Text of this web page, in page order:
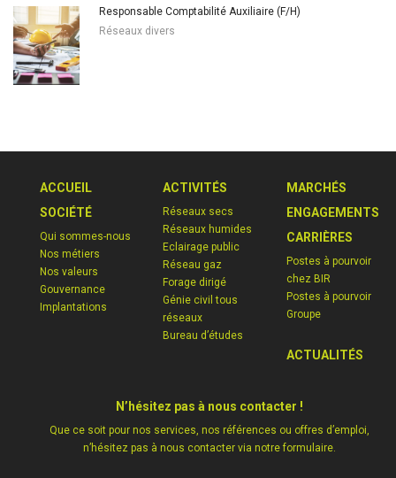
Responsable Comptabilité Auxiliaire (F/H)
Réseaux divers
ACCUEIL
SOCIÉTÉ
Qui sommes-nous
Nos métiers
Nos valeurs
Gouvernance
Implantations
ACTIVITÉS
Réseaux secs
Réseaux humides
Eclairage public
Réseau gaz
Forage dirigé
Génie civil tous
réseaux
Bureau d’études
MARCHÉS
ENGAGEMENTS
CARRIÈRES
Postes à pourvoir
chez BIR
Postes à pourvoir
Groupe
ACTUALITÉS
N’hésitez pas à nous contacter !
Que ce soit pour nos services, nos références ou offres d’emploi,
n’hésitez pas à nous contacter via notre formulaire.